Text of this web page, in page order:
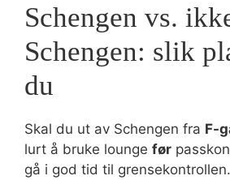
Schengen vs.
Schengen: slik
du
Skal du ut av Schengen fra F-
lurt å bruke lounge før
gå i god tid til